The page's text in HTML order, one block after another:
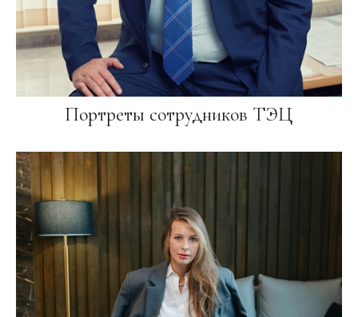
Портреты сотрудников ТЭЦ